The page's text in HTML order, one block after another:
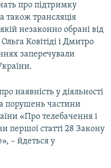
про підтримку
також трансляція
незаконно обрані від
Ковітіді і Дмитро
заперечували
наявність у діяльності
порушень частини
«Про телебачення і
першої статті 28 Закону
– йдеться у